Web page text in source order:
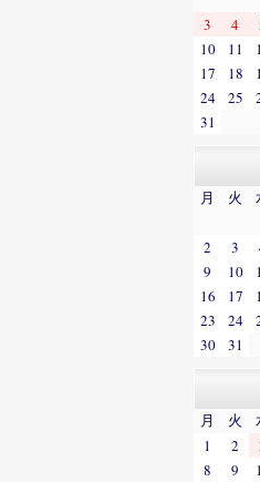
3
4
10
11
17
18
24
25
31
月 火
2
3
9
10
16
17
23
24
30
31
月 火
1
2
8
9